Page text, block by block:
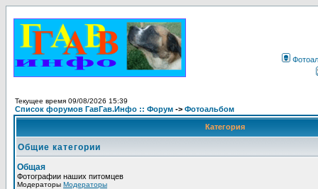
Текущее время 09/08/2026 15:39
Список форумов ГавГав.Инфо :: Форум -> Фотоальбом
Категория
Общие категории
Общая
Фотографии наших питомцев
Модераторы Модераторы